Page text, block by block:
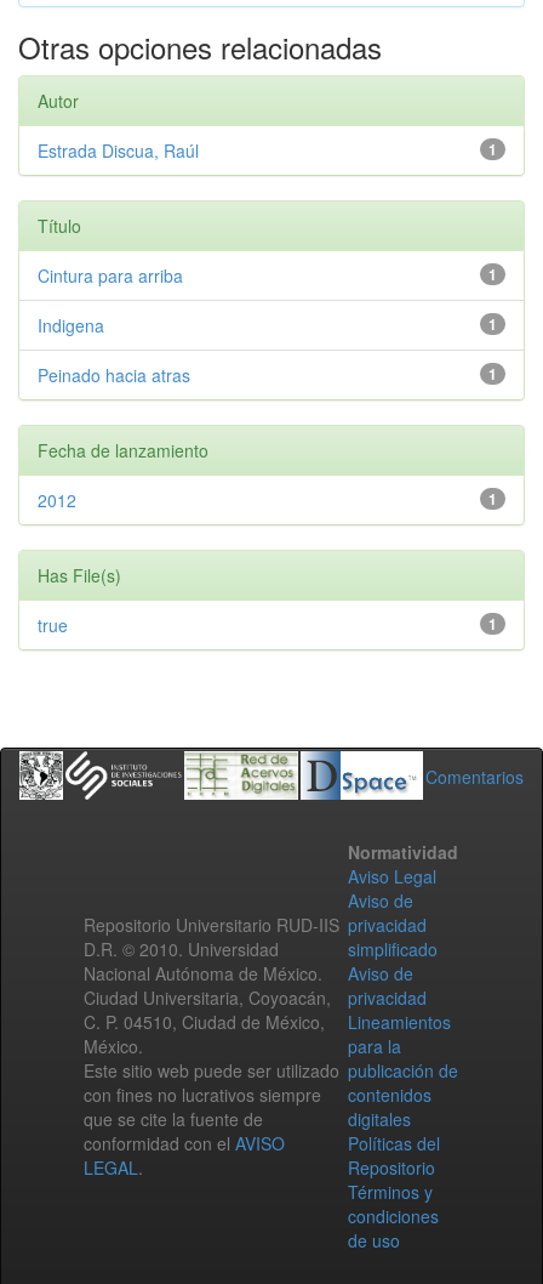
Otras opciones relacionadas
Autor
1
Estrada Discua, Raúl
Título
1
Cintura para arriba
1
Indigena
1
Peinado hacia atras
Fecha de lanzamiento
1
2012
Has File(s)
1
true
Comentarios
Repositorio Universitario RUD-IIS
D.R. © 2010. Universidad
Nacional Autónoma de México.
Ciudad Universitaria, Coyoacán,
C. P. 04510, Ciudad de México,
México.
Este sitio web puede ser utilizado
con fines no lucrativos siempre
que se cite la fuente de
conformidad con el AVISO
LEGAL.
Normatividad
Aviso Legal
Aviso de
privacidad
simplificado
Aviso de
privacidad
Lineamientos
para la
publicación de
contenidos
digitales
Políticas del
Repositorio
Términos y
condiciones
de uso